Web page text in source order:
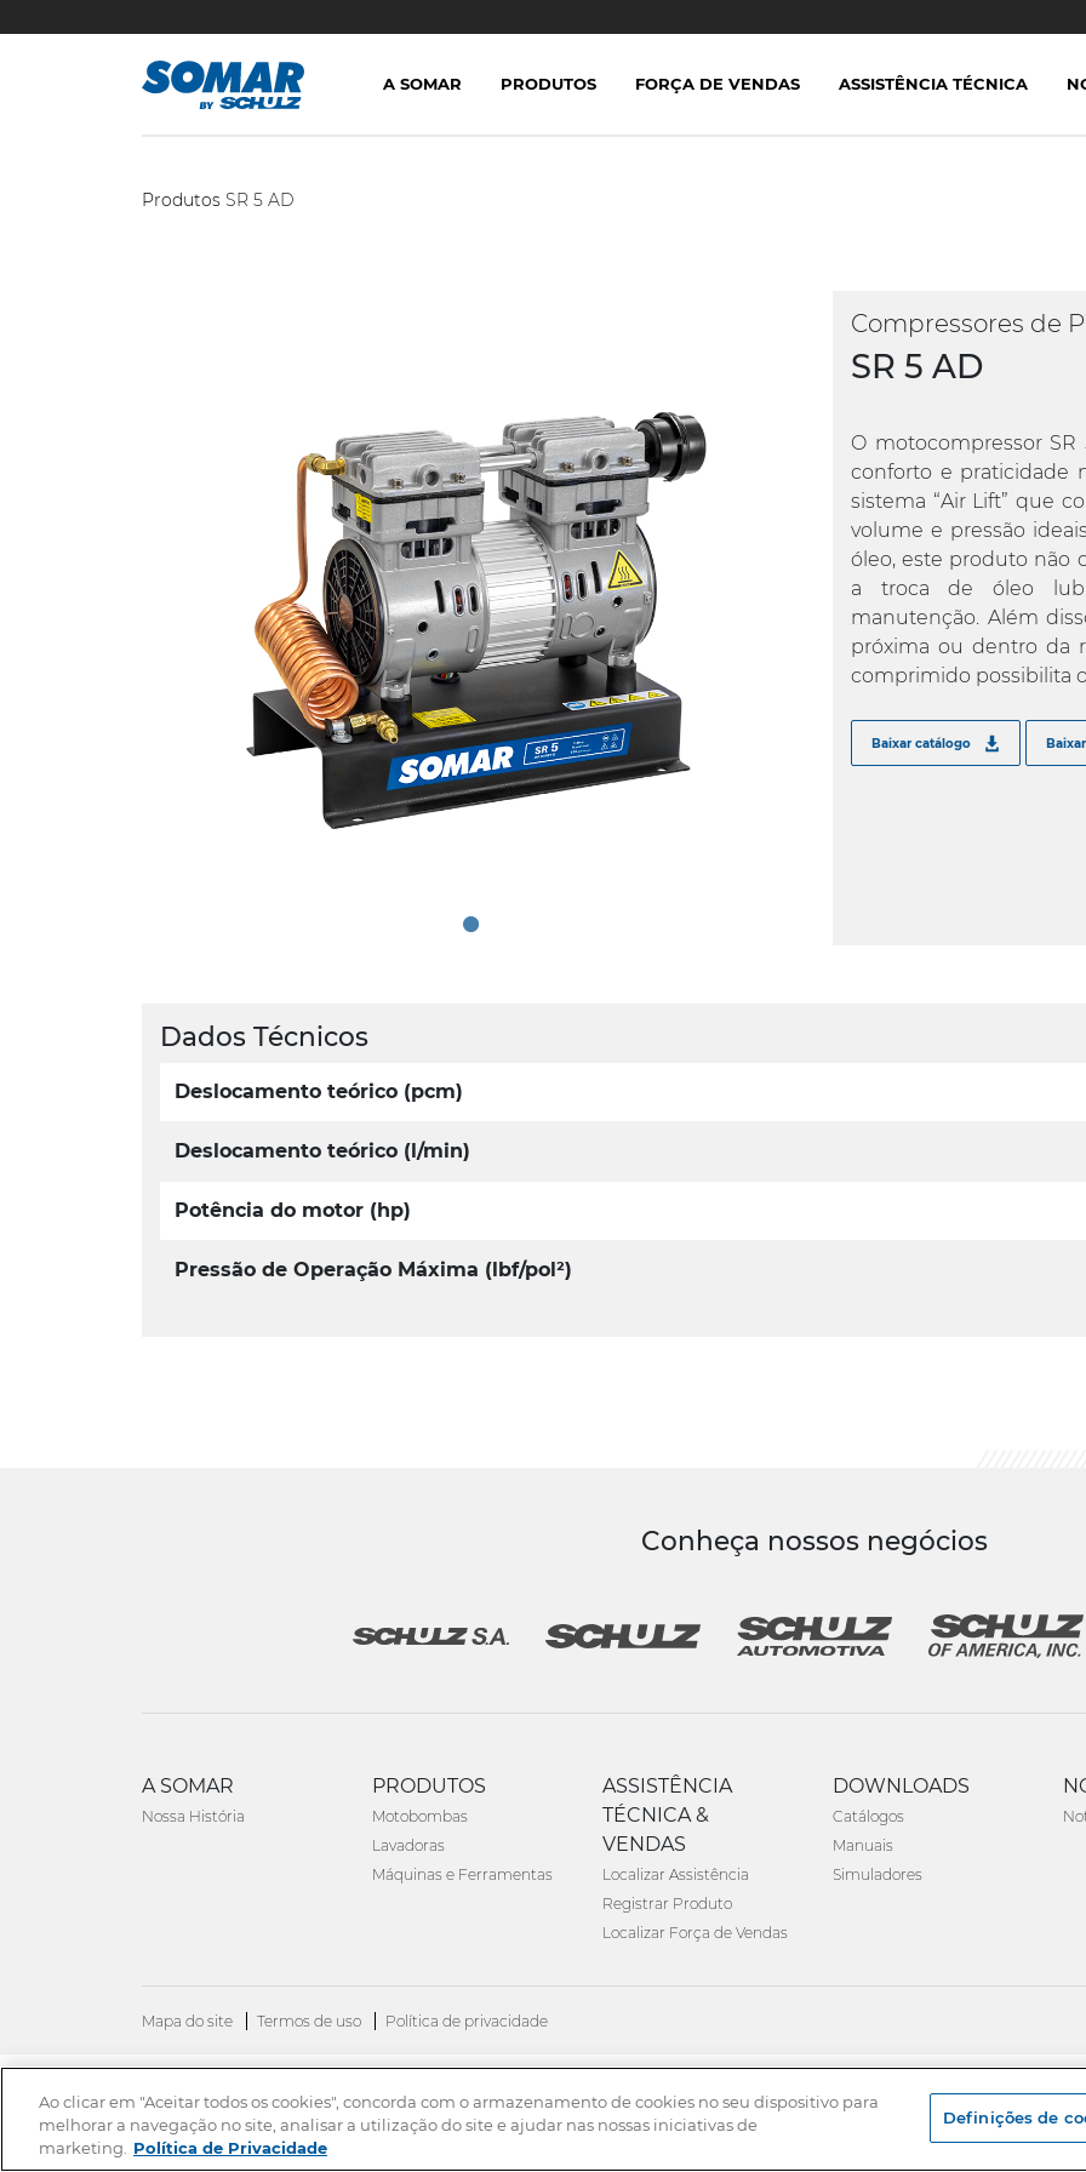
Produtos SR 5 AD
Compressores de
SR 5 AD
O motocompressor
conforto e praticidade
sistema “Air Lift” que
volume e pressão
óleo, este produto não
a troca de óleo
manutenção. Além
próxima ou dentro da
comprimido possibilita
Baixar catálogo
Dados Técnicos
Deslocamento teórico (pcm)
Deslocamento teórico (l/min)
Potência do motor (hp)
Pressão de Operação Máxima (lbf/pol²)
Conheça nossos negócios
A SOMAR
Nossa História
PRODUTOS
Motobombas
Lavadoras
Máquinas e Ferramentas
ASSISTÊNCIA
TÉCNICA &
VENDAS
Localizar Assistência
Registrar Produto
Localizar Força de Vendas
DOWNLOADS
Catálogos
Manuais
Simuladores
Mapa do site Termos de uso Política de privacidade
© 2026. Todos os direitos reservados.
Ao clicar em "Aceitar todos os cookies", concorda com o armazenamento de cookies no seu dispositivo para
melhorar a navegação no site, analisar a utilização do site e ajudar nas nossas iniciativas de
marketing.
Política de Privacidade
Definições de
A SOMAR PRODUTOS FORÇA DE VENDAS ASSISTÊNCIA TÉCNICA